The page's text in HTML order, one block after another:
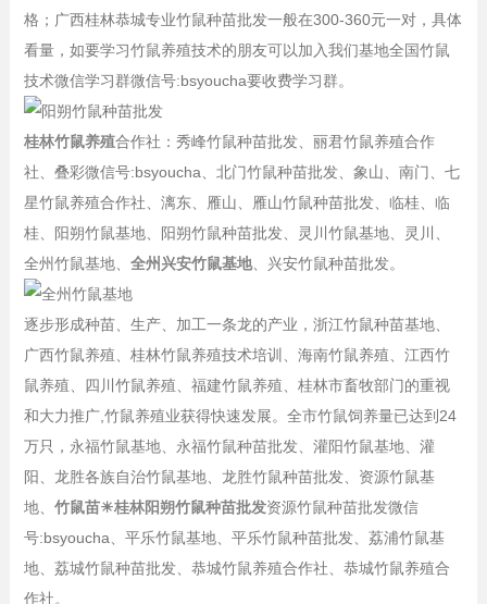
格；广西桂林恭城专业竹鼠种苗批发一般在300-360元一对，具体
看量，如要学习竹鼠养殖技术的朋友可以加入我们基地全国竹鼠
技术微信学习群微信号:bsyoucha要收费学习群。
桂林竹鼠养殖合作社：秀峰竹鼠种苗批发、丽君竹鼠养殖合作
社、叠彩微信号:bsyoucha、北门竹鼠种苗批发、象山、南门、七
星竹鼠养殖合作社、漓东、雁山、雁山竹鼠种苗批发、临桂、临
桂、阳朔竹鼠基地、阳朔竹鼠种苗批发、灵川竹鼠基地、灵川、
全州竹鼠基地、 全州兴安竹鼠基地、兴安竹鼠种苗批发。
逐步形成种苗、生产、加工一条龙的产业，浙江竹鼠种苗基地、
广西竹鼠养殖、桂林竹鼠养殖技术培训、海南竹鼠养殖、江西竹
鼠养殖、四川竹鼠养殖、福建竹鼠养殖、桂林市畜牧部门的重视
和大力推广,竹鼠养殖业获得快速发展。全市竹鼠饲养量已达到24
万只，永福竹鼠基地、永福竹鼠种苗批发、灌阳竹鼠基地、灌
阳、龙胜各族自治竹鼠基地、龙胜竹鼠种苗批发、资源竹鼠基
地、 竹鼠苗☀桂林阳朔竹鼠种苗批发资源竹鼠种苗批发微信
号:bsyoucha、平乐竹鼠基地、平乐竹鼠种苗批发、荔浦竹鼠基
地、荔城竹鼠种苗批发、恭城竹鼠养殖合作社、恭城竹鼠养殖合
作社。